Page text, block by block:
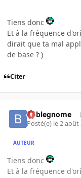
Tiens donc
Et à la fréquence
dirait que ta mal
de base ? )
Citer
boblegnome
Posté(e) le 2 août
AUTEUR
Tiens donc
Et à la fréquence